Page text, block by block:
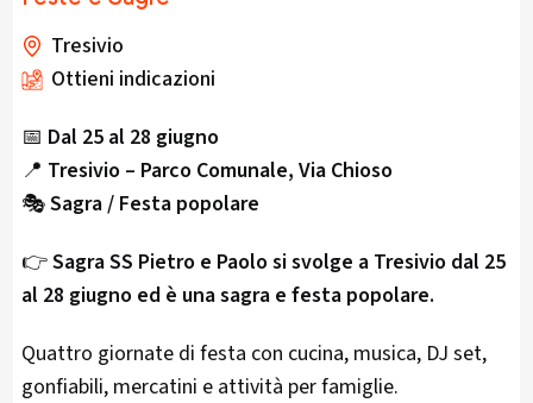
Tresivio
Ottieni indicazioni
📅 Dal 25 al 28 giugno
📍 Tresivio – Parco Comunale, Via Chioso
🎭Sagra / Festa popolare
👉Sagra SS Pietro e Paolo si svolge a Tresivio dal 25
al 28 giugno ed è una sagra e festa popolare.
Quattro giornate di festa con cucina, musica, DJ set,
gonfiabili, mercatini e attività per famiglie.